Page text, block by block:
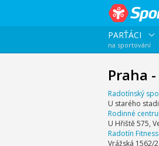
PARŤÁCI
na sportování
Praha
Radotínský
U starého
Rodinné
U Hřiště 575,
Radotín Fitness
Vrážská 1562/